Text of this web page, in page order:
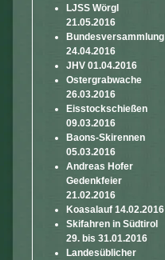
LJSS Wörgl
21.05.2016
Bundesversammlung
24.04.2016
JHV 01.04.2016
Ostergrabwache
26.03.2016
Eisstockschießen
09.03.2016
Baons-Skirennen
05.03.2016
Andreas Hofer
Gedenkfeier
21.02.2016
Koasalauf 14.02.2016
Skifahren in Südtirol
29. bis 31.01.2016
Landesüblicher